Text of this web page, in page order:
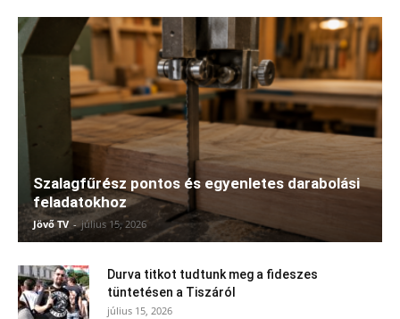
Szalagfűrész pontos és egyenletes darabolási
feladatokhoz
Jövő TV - július 15, 2026
Durva titkot tudtunk meg a fideszes
tüntetésen a Tiszáról
július 15, 2026